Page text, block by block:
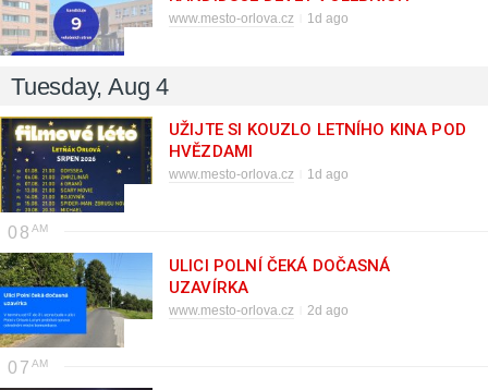
STRAN
www.mesto-orlova.cz 1d ago
Tuesday, Aug 4
UŽIJTE SI KOUZLO LETNÍHO KINA POD
HVĚZDAMI
www.mesto-orlova.cz 1d ago
08
ULICI POLNÍ ČEKÁ DOČASNÁ
UZAVÍRKA
www.mesto-orlova.cz 2d ago
07